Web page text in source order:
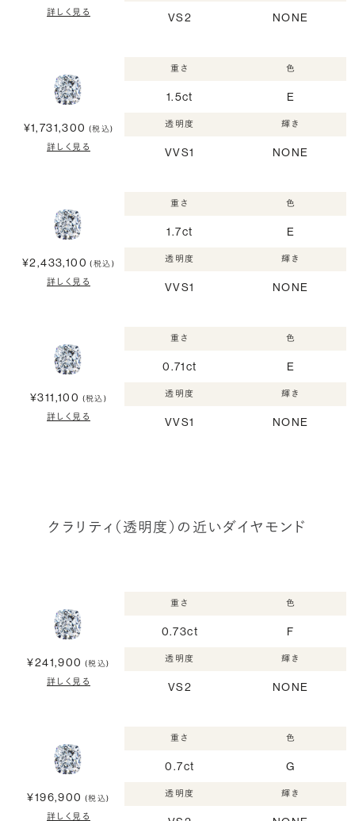
詳しく見る VS2 NONE
¥1,731,300 (税込)
詳しく見る
重さ
1.5ct
色
E
透明度
VVS1
輝き
NONE
¥2,433,100 (税込)
詳しく見る
重さ
1.7ct
色
E
透明度
VVS1
輝き
NONE
¥311,100 (税込)
詳しく見る
重さ
0.71ct
色
E
透明度
VVS1
輝き
NONE
クラリティ（透明度）の近いダイヤモンド
¥241,900 (税込)
詳しく見る
重さ
0.73ct
色
F
透明度
VS2
輝き
NONE
¥196,900 (税込)
詳しく見る
重さ
0.7ct
色
G
透明度 輝き